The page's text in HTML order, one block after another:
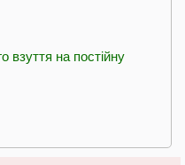
взуття на постійну